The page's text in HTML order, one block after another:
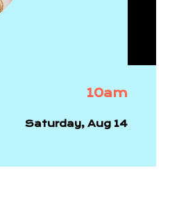
10am
Saturday, Aug 14